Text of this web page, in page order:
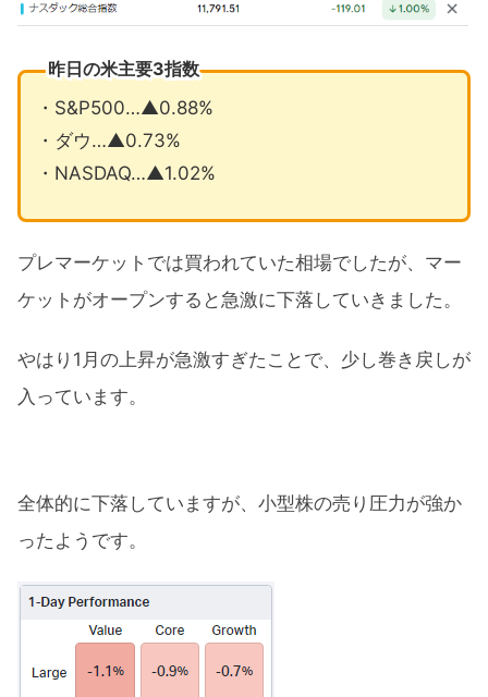
昨日の米主要3指数
・S&P500…▲0.88%
・ダウ…▲0.73%
・NASDAQ…▲1.02%
プレマーケットでは買われていた相場でしたが、マー
ケットがオープンすると急激に下落していきました。
やはり1月の上昇が急激すぎたことで、少し巻き戻しが
入っています。
全体的に下落していますが、小型株の売り圧力が強か
ったようです。